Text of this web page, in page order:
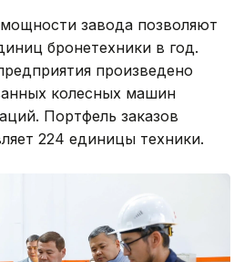
завода позволяют
бронетехники в год.
произведено
колесных машин
Портфель заказов
224 единицы техники.